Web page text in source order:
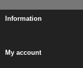
Information
My account